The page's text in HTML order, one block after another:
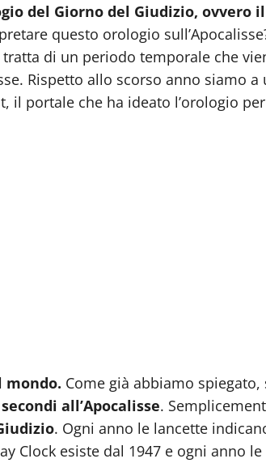
del Giorno del Giudizio, ovvero
questo orologio
di un periodo temporale che
Rispetto allo scorso anno siamo
portale che ha ideato l’orologio
mondo. Come già abbiamo
all’Apocalisse.
. Ogni anno le lancette
esiste dal 1947 e ogni anno